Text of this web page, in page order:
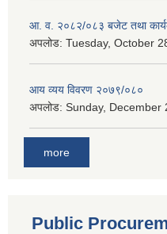
आ. व. २०८२/०८३ बजेट तथा
अपलोड: Tuesday, October
आय व्यय विवरण २०७९/०८०
अपलोड: Sunday, December
more
Public